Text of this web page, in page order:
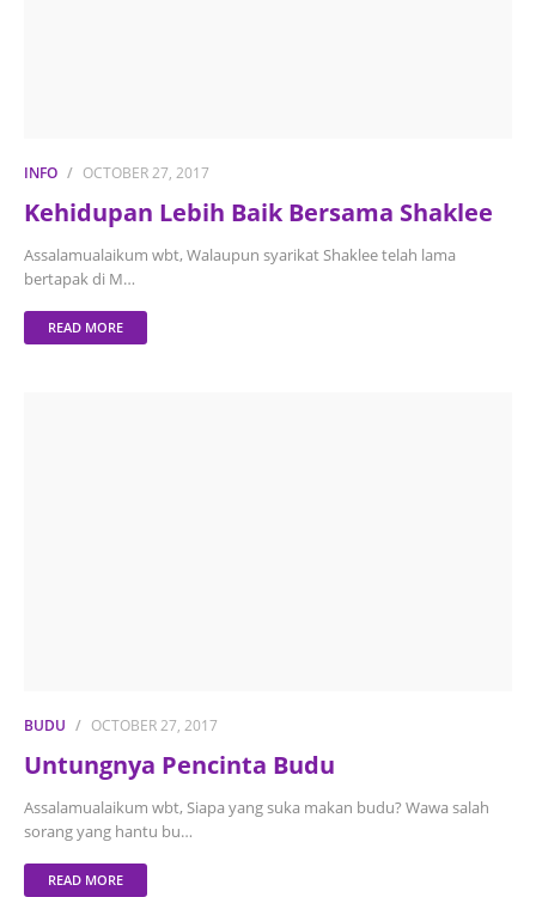
INFO OCTOBER 27, 2017
Kehidupan Lebih Baik Bersama Shaklee
Assalamualaikum wbt, Walaupun syarikat Shaklee telah lama
bertapak di M…
READ MORE
BUDU OCTOBER 27, 2017
Untungnya Pencinta Budu
Assalamualaikum wbt, Siapa yang suka makan budu? Wawa salah
sorang yang hantu bu…
READ MORE